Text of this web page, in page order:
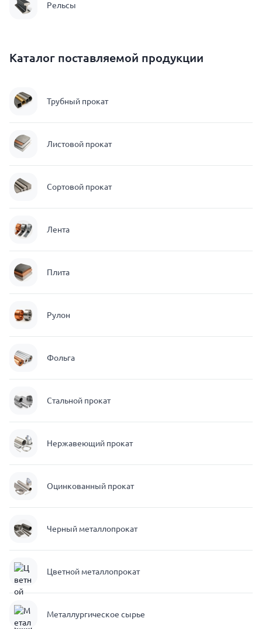
Рельсы
Каталог поставляемой продукции
Трубный прокат
Листовой прокат
Сортовой прокат
Лента
Плита
Рулон
Фольга
Стальной прокат
Нержавеющий прокат
Оцинкованный прокат
Черный металлопрокат
Цветной металлопрокат
Металлургическое сырье